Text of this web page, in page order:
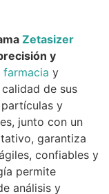
Zetasizer
y
farmacia y
de sus
y
junto con un
garantiza
confiables y
permite
análisis y